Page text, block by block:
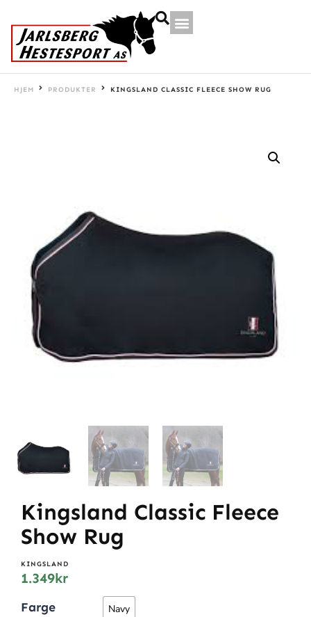
HJEM PRODUKTER KINGSLAND CLASSIC FLEECE SHOW RUG
Kingsland Classic Fleece
Show Rug
KINGSLAND
1.349kr
Farge Navy